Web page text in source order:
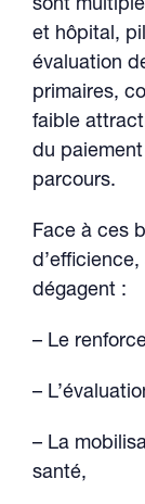
sont
et hôpital,
évaluation
primaires,
faible
du
parcours.
Face à ces
dégagent :
– Le
–
– La
santé,